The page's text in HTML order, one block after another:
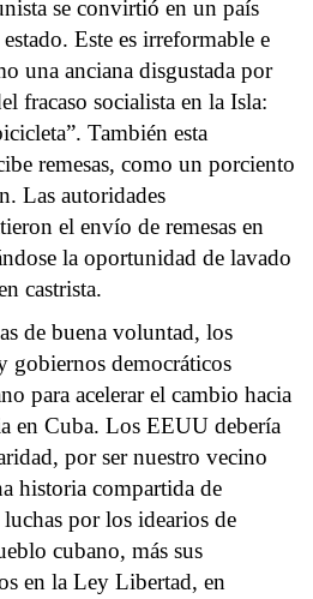
se convirtió en un país
Este es irreformable e
una anciana disgustada por
fracaso socialista en la Isla:
También esta
remesas, como un porciento
Las autoridades
el envío de remesas en
la oportunidad de lavado
castrista.
de buena voluntad, los
gobiernos democráticos
para acelerar el cambio hacia
en Cuba. Los EEUU debería
por ser nuestro vecino
historia compartida de
por los idearios de
cubano, más sus
en la Ley Libertad, en